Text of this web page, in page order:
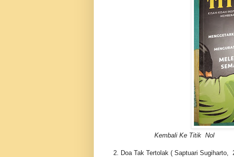
Kembali Ke Titik Nol
2. Doa Tak Tertolak ( Saptuari Sugiharto,